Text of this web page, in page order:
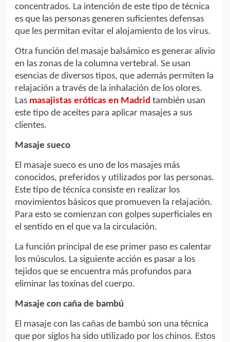
concentrados. La intención de este tipo de técnica
es que las personas generen suficientes defensas
que les permitan evitar el alojamiento de los virus.
Otra función del masaje balsámico es generar alivio
en las zonas de la columna vertebral. Se usan
esencias de diversos tipos, que además permiten la
relajación a través de la inhalación de los olores.
Las masajistas eróticas en Madrid también usan
este tipo de aceites para aplicar masajes a sus
clientes.
Masaje sueco
El masaje sueco es uno de los masajes más
conocidos, preferidos y utilizados por las personas.
Este tipo de técnica consiste en realizar los
movimientos básicos que promueven la relajación.
Para esto se comienzan con golpes superficiales en
el sentido en el que va la circulación.
La función principal de ese primer paso es calentar
los músculos. La siguiente acción es pasar a los
tejidos que se encuentra más profundos para
eliminar las toxinas del cuerpo.
Masaje con caña de bambú
El masaje con las cañas de bambú son una técnica
que por siglos ha sido utilizado por los chinos. Estos